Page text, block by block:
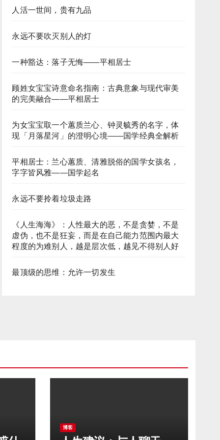
人活一世间，贵有九品
永远不要吹灭别人的灯
一种豁达：落子无悔——平相居士
顾姓女宝宝诗意命名指南：古典意象与现代审美
的完美融合——平相居士
为女宝宝取一个蕙质兰心、钟灵毓秀的名字，体
现「月落星河」的澄明心境——国学经典全解析
平相居士：兰心蕙质、清雅脱俗的国学女孩名，
字字皆风雅——国学起名
永远不要拎着垃圾走路
《人生海海》：人性最大的恶，不是贪婪，不是
虚伪，也不是狂妄，而是在自己能力范围内最大
程度的为难别人，越是层次低，越见不得别人好
最顶级的思维：允许一切发生
博客